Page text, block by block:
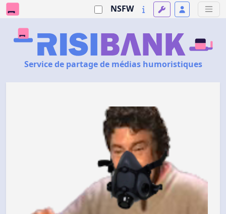
NSFW
Service de partage de médias humoristiques